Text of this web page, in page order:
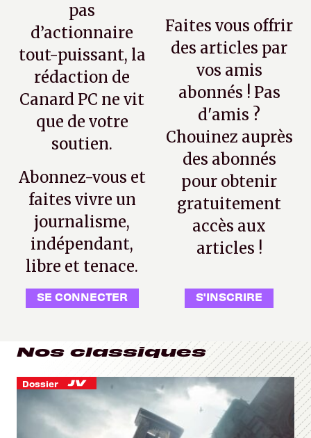
pas
d’actionnaire
tout-puissant, la
rédaction de
Canard PC ne vit
que de votre
soutien.
Abonnez-vous et
faites vivre un
journalisme,
indépendant,
libre et tenace.
SE CONNECTER
Faites vous offrir
des articles par
vos amis
abonnés ! Pas
d'amis ?
Chouinez auprès
des abonnés
pour obtenir
gratuitement
accès aux
articles !
S'INSCRIRE
Nos classiques
Dossier